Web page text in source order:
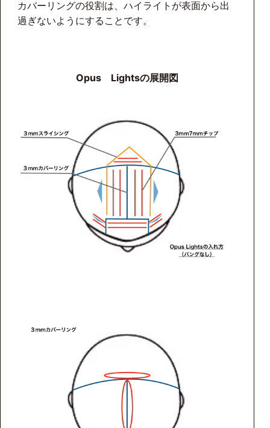
カバーリングの役割は、ハイライトが表面から出
過ぎないようにすることです。
Opus Lightsの展開図